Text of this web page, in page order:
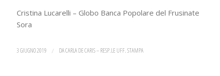
Cristina Lucarelli – Globo Banca Popolare del Frusinate
Sora
3 GIUGNO 2019 / DACARLA DE CARIS – RESP.LE UFF. STAMPA